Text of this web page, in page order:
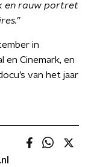
en rauw portret
in
en Cinemark, en
van het jaar